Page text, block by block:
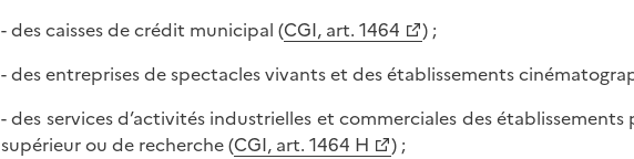
- des caisses de crédit municipal (CGI, art. 1464
) ;
- des entreprises de spectacles vivants et des établissements
- des services d’activités industrielles et commerciales des
supérieur ou de recherche (CGI, art. 1464 H
) ;